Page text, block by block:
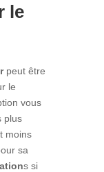
le
peut être
le
vous
plus
moins
sa
s si